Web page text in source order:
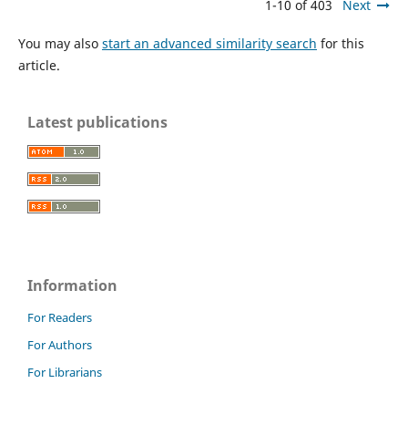
1-10 of 403 Next
You may also start an advanced similarity search for this
article.
Latest publications
Information
For Readers
For Authors
For Librarians